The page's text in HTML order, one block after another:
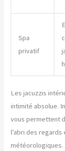
Spa
privatif
Les jacuzzis
intimité absolue.
vous permettent
l’abri des
météorologiques.